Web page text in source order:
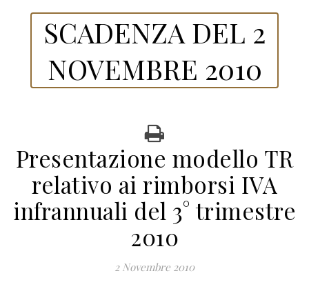
SCADENZA DEL 2
NOVEMBRE 2010
Presentazione modello TR
relativo ai rimborsi IVA
infrannuali del 3° trimestre
2010
2 Novembre 2010